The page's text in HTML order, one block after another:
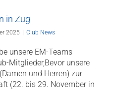
in Zug
2025 Club News
unsere EM-Teams
Mitglieder,Bevor unsere
und Herren) zur
(22. bis 29. November in